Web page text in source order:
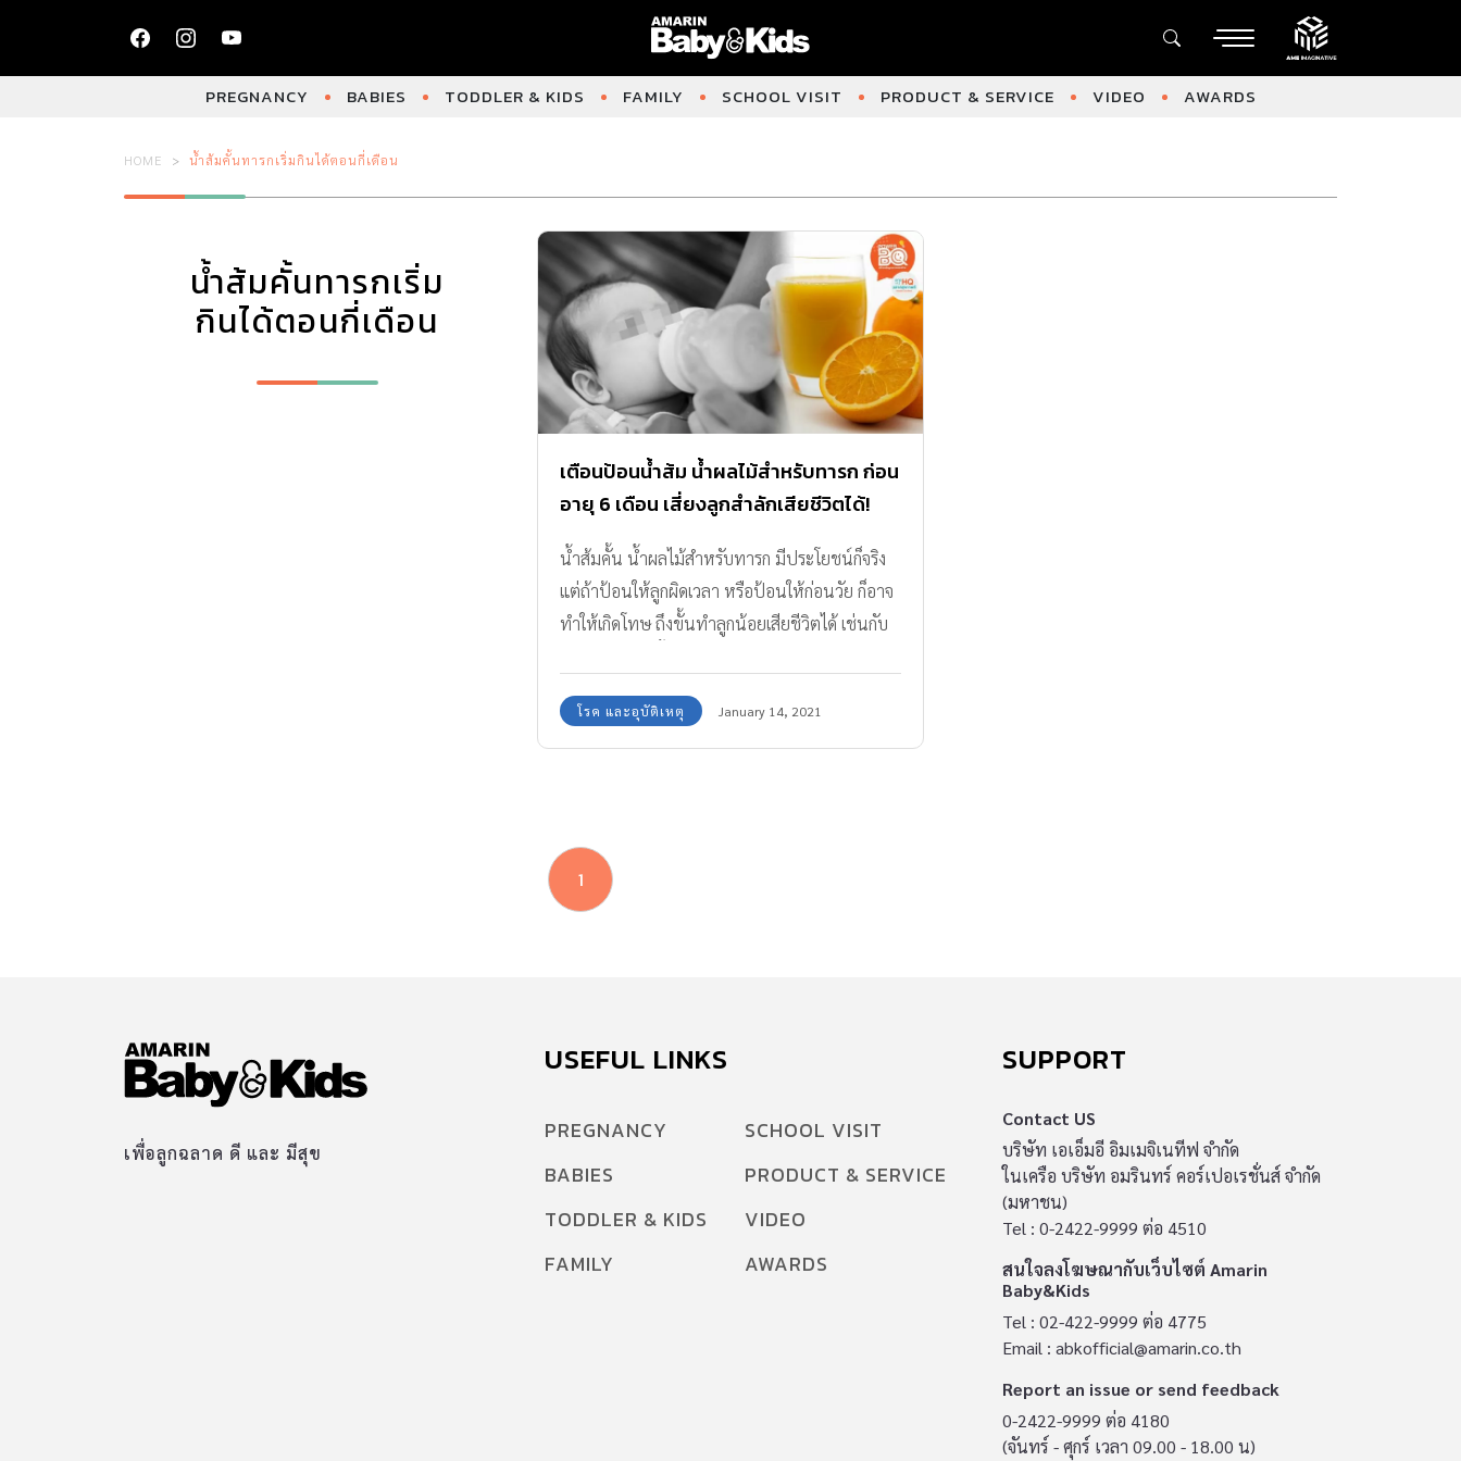
PREGNANCY BABIES TODDLER & KIDS FAMILY SCHOOL VISIT PRODUCT & SERVICE VIDEO AWARDS
HOME น้ำส้มคั้นทารกเริ่มกินได้ตอนกี่เดือน
น้ำส้มคั้นทารกเริ่ม
กินได้ตอนกี่เดือน
เตือนป้อนน้ำส้ม น้ำผลไม้สําหรับทารก ก่อน
อายุ 6 เดือน เสี่ยงลูกสำลักเสียชีวิตได้!
น้ำส้มคั้น น้ำผลไม้สําหรับทารก มีประโยชน์ก็จริง
แต่ถ้าป้อนให้ลูกผิดเวลา หรือป้อนให้ก่อนวัย ก็อาจ
ทำให้เกิดโทษ ถึงขั้นทำลูกน้อยเสียชีวิตได้ เช่นกับ
โรค และอุบัติเหตุ January 14, 2021
1
เพื่อลูกฉลาด ดี และ มีสุข
USEFUL LINKS
PREGNANCY
BABIES
TODDLER & KIDS
FAMILY
SCHOOL VISIT
PRODUCT & SERVICE
VIDEO
AWARDS
SUPPORT
Contact US
บริษัท เอเอ็มอี อิมเมจิเนทีฟ จำกัด
ในเครือ บริษัท อมรินทร์ คอร์เปอเรชั่นส์ จำกัด
(มหาชน)
Tel : 0-2422-9999 ต่อ 4510
สนใจลงโฆษณากับเว็บไซต์ Amarin
Baby&Kids
Tel : 02-422-9999 ต่อ 4775
Email : abkofficial@amarin.co.th
Report an issue or send feedback
0-2422-9999 ต่อ 4180
(จันทร์ - ศุกร์ เวลา 09.00 - 18.00 น)